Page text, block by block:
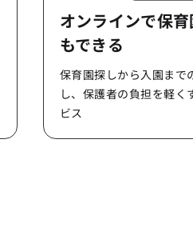
オンラインで保
もできる
保育園探しから入園まで
し、保護者の負担を軽
ビス